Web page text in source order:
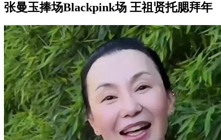
张曼玉捧场Blackpink场 王祖贤托腮拜年